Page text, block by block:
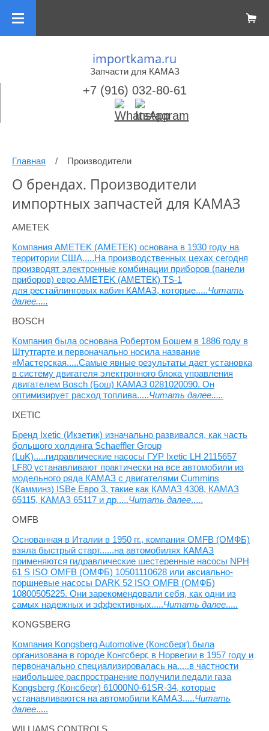
importkama.ru
Запчасти для КАМАЗ
+7 (916) 032-80-61
Главная / Производители
О брендах. Производители
импортных запчастей для КАМАЗ
AMETEK
Компания AMETEK (АМЕТЕК) основана в 1930 году на
территории США.....На производственных цехах сегодня
производят электронные комбинации приборов (панели
приборов) евро AMETEK (АМЕТЕК) TS-1
для рестайлинговых кабин КАМАЗ, которые.....Читать
далее.....
BOSCH
Компания была основана Робертом Бошем в 1886 году в
Штутгарте и первоначально носила название
«Мастерская.....Самые явные результаты дает установка
в систему двигателя электронного блока управления
двигателем Bosch (Бош) КАМАЗ 0281020090. Он
оптимизирует расход топлива.....Читать далее.....
IXETIC
Бренд Ixetic (Икзетик) изначально развивался, как часть
большого холдинга Schaeffler Group
(LuK).....гидравлические насосы ГУР Ixetic LH 2115657
LF80 устанавливают практически на все автомобили из
модельного ряда КАМАЗ с двигателями Cummins
(Камминз) ISBe Евро 3, такие как КАМАЗ 4308, КАМАЗ
65115, КАМАЗ 65117 и др.....Читать далее.....
OMFB
Основанная в Италии в 1950 гг., компания OMFB (ОМФБ)
взяла быстрый старт......на автомобилях КАМАЗ
применяются гидравлические шестеренные насосы NPH
61 S ISO OMFB (ОМФБ) 10501110628 или аксиально-
поршневые насосы DARK 52 ISO OMFB (ОМФБ)
10800505225. Они зарекомендовали себя, как одни из
самых надежных и эффективных.....Читать далее.....
KONGSBERG
Компания Kongsberg Automotive (Консберг) была
организована в городе Конгсберг, в Норвегии в 1957 году и
первоначально специализировалась на.....в частности
наибольшее распространение получили педали газа
Kongsberg (Консберг) 61000N0-61SR-34, которые
устанавливаются на автомобили КАМАЗ.....Читать
далее.....
WILLIAMS CONTROLS